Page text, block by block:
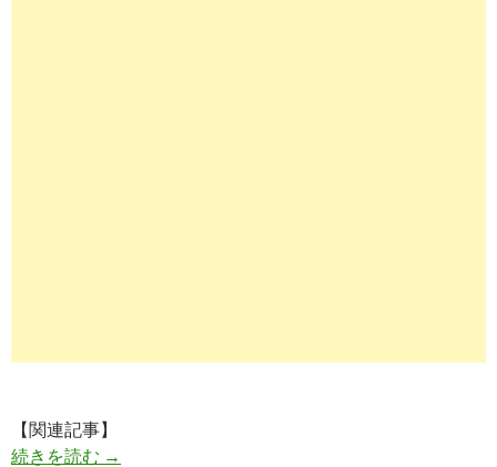
【関連記事】
続きを読む イーロンマスク（Elon Musk）、Twitterで「躁
→